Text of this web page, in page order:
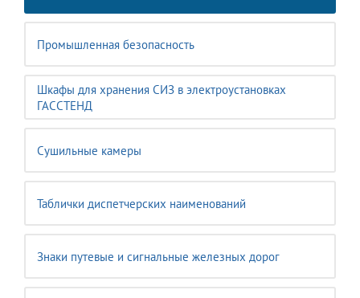
Промышленная безопасность
Шкафы для хранения СИЗ в электроустановках
ГАССТЕНД
Сушильные камеры
Таблички диспетчерских наименований
Знаки путевые и сигнальные железных дорог